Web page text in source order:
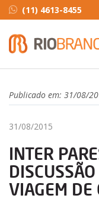
(11) 4613-8455
Publicado em: 31/08/
31/08/2015
INTER
VIAGEM